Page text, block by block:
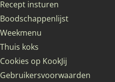
Recept insturen
Boodschappenlijst
Weekmenu
Thuis koks
Cookies op KookJij
Gebruikersvoorwaarden